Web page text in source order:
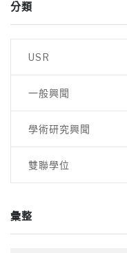
分類
USR
一般興聞
學術研究興聞
雙聯學位
彙整